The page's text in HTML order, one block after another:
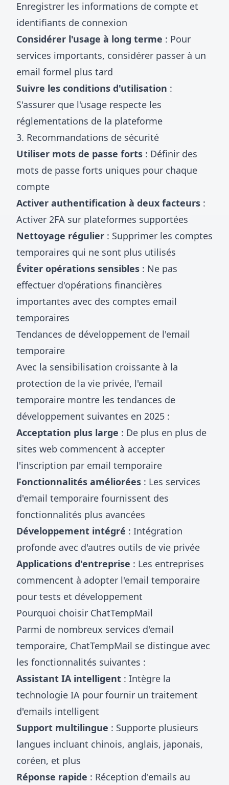
Enregistrer les informations de compte et
identifiants de connexion
Considérer l'usage à long terme : Pour
services importants, considérer passer à un
email formel plus tard
Suivre les conditions d'utilisation :
S'assurer que l'usage respecte les
réglementations de la plateforme
3. Recommandations de sécurité
Utiliser mots de passe forts : Définir des
mots de passe forts uniques pour chaque
compte
Activer authentification à deux facteurs :
Activer 2FA sur plateformes supportées
Nettoyage régulier : Supprimer les comptes
temporaires qui ne sont plus utilisés
Éviter opérations sensibles : Ne pas
effectuer d'opérations financières
importantes avec des comptes email
temporaires
Tendances de développement de l'email
temporaire
Avec la sensibilisation croissante à la
protection de la vie privée, l'email
temporaire montre les tendances de
développement suivantes en 2025 :
Acceptation plus large : De plus en plus de
sites web commencent à accepter
l'inscription par email temporaire
Fonctionnalités améliorées : Les services
d'email temporaire fournissent des
fonctionnalités plus avancées
Développement intégré : Intégration
profonde avec d'autres outils de vie privée
Applications d'entreprise : Les entreprises
commencent à adopter l'email temporaire
pour tests et développement
Pourquoi choisir ChatTempMail
Parmi de nombreux services d'email
temporaire, ChatTempMail se distingue avec
les fonctionnalités suivantes :
Assistant IA intelligent : Intègre la
technologie IA pour fournir un traitement
d'emails intelligent
Support multilingue : Supporte plusieurs
langues incluant chinois, anglais, japonais,
coréen, et plus
Réponse rapide : Réception d'emails au